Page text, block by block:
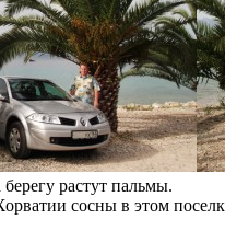
растут пальмы.
сосны в этом